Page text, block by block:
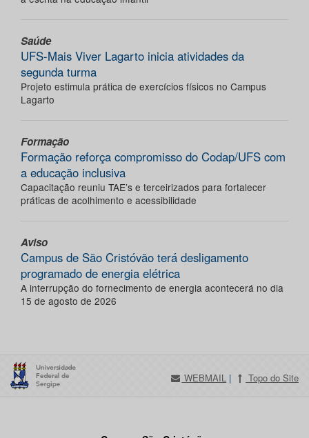
Saúde
UFS-Mais Viver Lagarto inicia atividades da
segunda turma
Projeto estimula prática de exercícios físicos no Campus
Lagarto
Formação
Formação reforça compromisso do Codap/UFS com
a educação inclusiva
Capacitação reuniu TAE’s e terceirizados para fortalecer
práticas de acolhimento e acessibilidade
Aviso
Campus de São Cristóvão terá desligamento
programado de energia elétrica
A interrupção do fornecimento de energia acontecerá no dia
15 de agosto de 2026
WEBMAIL | Topo do Site